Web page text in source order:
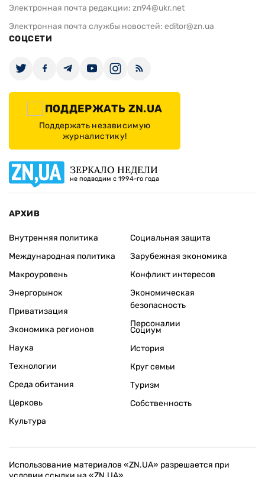
Электронная почта редакции: zn94@ukr.net
Электронная почта службы новостей: editor@zn.ua
СОЦСЕТИ
ПОДДЕРЖАТЬ ZN.UA
Поддержать независимую
журналистику!
ЗЕРКАЛО НЕДЕЛИ
не подводим с 1994-го года
АРХИВ
Внутренняя политика
Международная политика
Макроуровень
Энергорынок
Приватизация
Экономика регионов
Социальная защита
Зарубежная экономика
Конфликт интересов
Экономическая
безопасность
Персоналии
Наука
Технологии
Среда обитания
Церковь
Культура
Социум
История
Круг семьи
Туризм
Собственность
Использование материалов «ZN.UA» разрешается при